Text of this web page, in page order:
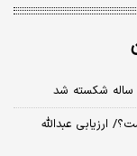
ارزیابی عبدالله